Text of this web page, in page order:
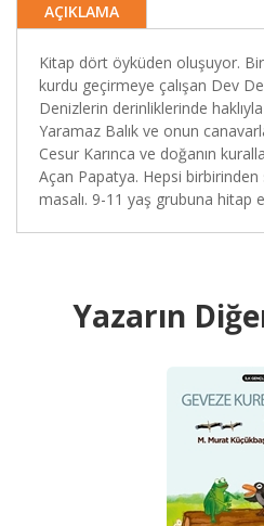
AÇIKLAMA
Kitap dört öyküden oluşuyor.
kurdu geçirmeye çalışan Dev
Denizlerin derinliklerinde haklıyla
Yaramaz Balık ve onun
Cesur Karınca ve doğanın
Açan Papatya. Hepsi birbirinden
masalı. 9-11 yaş grubuna hitap
Yazarın